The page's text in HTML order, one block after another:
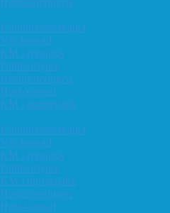
Klubbmesterskapet
Vår-konrad
KM i lynsjakk
Dobbeltsjakk
Høstturneringen
Høst-konrad
KM i hurtigsjakk
Klubbmesterskapet
Vår-konrad
KM i lynsjakk
Dobbeltsjakk
KM i hurtigsjakk
Høstturneringen
Høst-konrad